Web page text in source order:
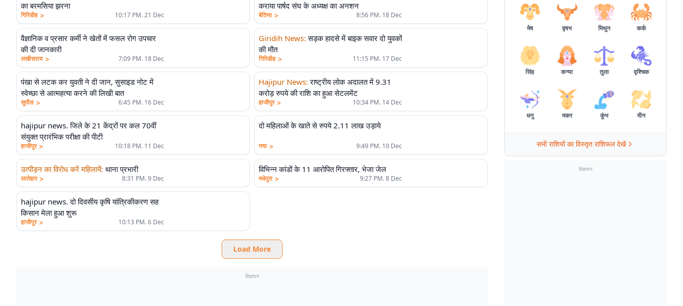
का बरमसिया झरना
गिरिडीह > 10:17 PM. 21 Dec
कराया पार्षद संघ के अध्यक्ष का अनशन
बेतिया > 8:56 PM. 18 Dec
वैज्ञानिक व प्रसार कर्मी ने खेतों में फसल रोग उपचार
की दी जानकारी
लखीसराय > 7:09 PM. 18 Dec
Giridih News: सड़क हादसे में बाइक सवार दो युवकों
की मौत
गिरिडीह > 11:15 PM. 17 Dec
पंखा से लटक कर युवती ने दी जान, सुसाइड नोट में
स्वेच्छा से आत्महत्या करने की लिखी बात
सुपौल > 6:45 PM. 16 Dec
Hajipur News: राष्ट्रीय लोक अदालत में 9.31
करोड़ रुपये की राशि का हुआ सेटलमेंट
हाजीपुर > 10:34 PM. 14 Dec
hajipur news. जिले के 21 केंद्रों पर कल 70वीं
संयुक्त प्रारंभिक परीक्षा की पीटी
हाजीपुर > 10:18 PM. 11 Dec
दो महिलाओं के खाते से रुपये 2.11 लाख उड़ाये
गया > 9:49 PM. 10 Dec
उत्पीड़न का विरोध करें महिलायें: थाना प्रभारी
लातेहार > 8:31 PM. 9 Dec
विभिन्न कांडों के 11 आरोपित गिरफ्तार, भेजा जेल
मधेपुरा > 9:27 PM. 8 Dec
hajipur news. दो दिवसीय कृषि यांत्रिकीकरण सह
किसान मेला हुआ शुरू
हाजीपुर > 10:13 PM. 6 Dec
Load More
विज्ञापन
मेष वृषभ मिथुन कर्क
सिंह कन्या तुला वृश्चिक
धनु मकर कुंभ मीन
सभी राशियों का विस्तृत राशिफल देखें
विज्ञापन